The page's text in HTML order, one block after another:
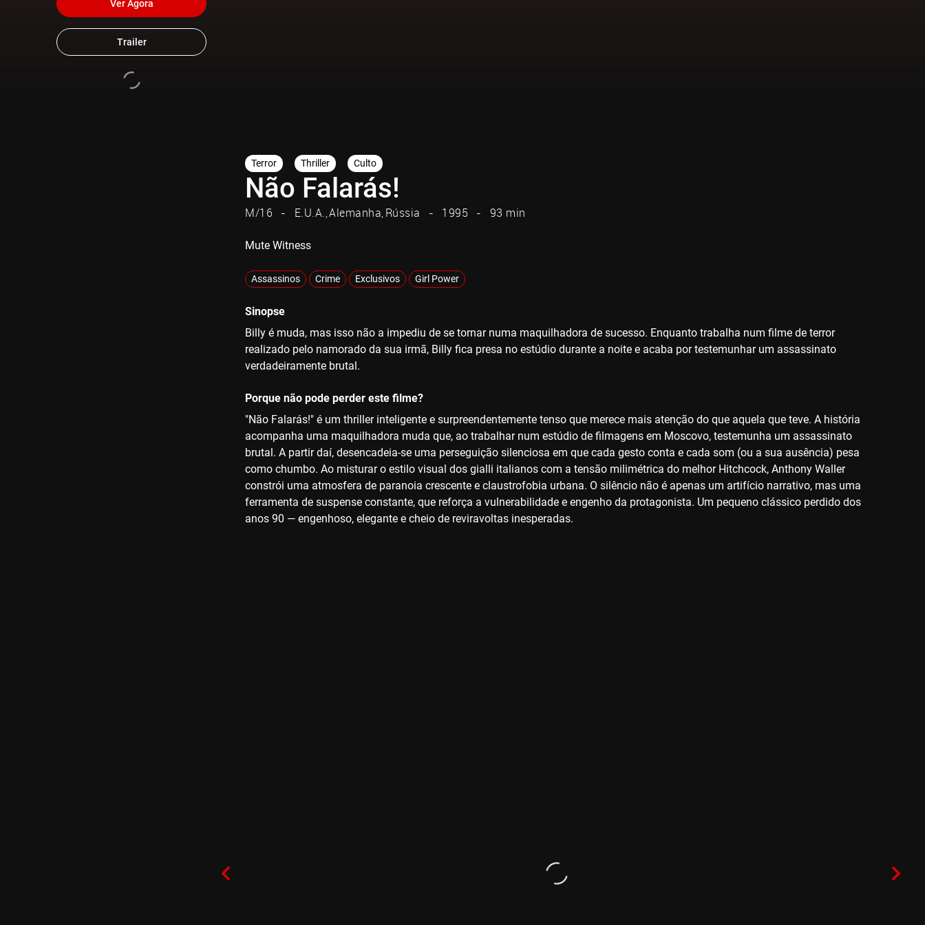
Ver Agora
Trailer
Terror Thriller Culto
Não Falarás!
M/16 E.U.A. Alemanha Rússia 1995 93 min
Mute Witness
Assassinos Crime Exclusivos Girl Power
Sinopse
Billy é muda, mas isso não a impediu de se tornar numa maquilhadora de sucesso. Enquanto trabalha num filme de terror
realizado pelo namorado da sua irmã, Billy fica presa no estúdio durante a noite e acaba por testemunhar um assassinato
verdadeiramente brutal.
Porque não pode perder este filme?
"Não Falarás!" é um thriller inteligente e surpreendentemente tenso que merece mais atenção do que aquela que teve. A história
acompanha uma maquilhadora muda que, ao trabalhar num estúdio de filmagens em Moscovo, testemunha um assassinato
brutal. A partir daí, desencadeia-se uma perseguição silenciosa em que cada gesto conta e cada som (ou a sua ausência) pesa
como chumbo. Ao misturar o estilo visual dos gialli italianos com a tensão milimétrica do melhor Hitchcock, Anthony Waller
constrói uma atmosfera de paranoia crescente e claustrofobia urbana. O silêncio não é apenas um artifício narrativo, mas uma
ferramenta de suspense constante, que reforça a vulnerabilidade e engenho da protagonista. Um pequeno clássico perdido dos
anos 90 — engenhoso, elegante e cheio de reviravoltas inesperadas.